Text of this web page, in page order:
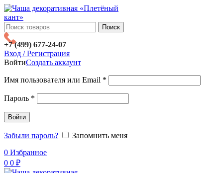
Поиск
+7 (499) 677-24-07
Вход / Регистрация
ВойтиСоздать аккаунт
Имя пользователя или Email *
Пароль *
Войти
Забыли пароль?
Запомнить меня
0 Избранное
0 0 ₽